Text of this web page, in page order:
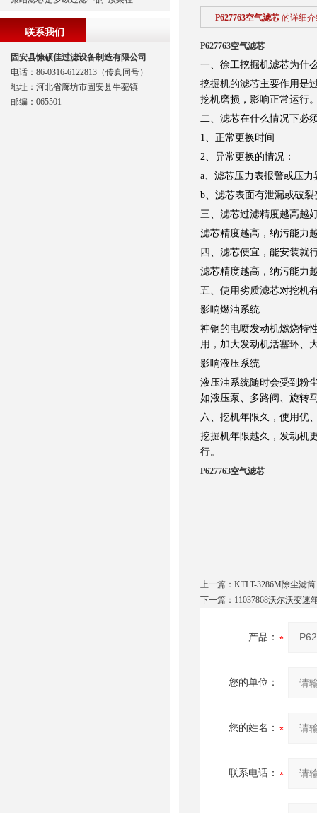
P627763空气滤芯 的详细
P627763空气滤芯
一、徐工挖掘机滤芯为什
挖掘机的滤芯主要作用是
挖机磨损，影响正常运行
二、滤芯在什么情况下必
1、正常更换时间
2、异常更换的情况：
a、滤芯压力表报警或压
b、滤芯表面有泄漏或破
三、滤芯过滤精度越高越
滤芯精度越高，纳污能力
四、滤芯便宜，能安装就
滤芯精度越高，纳污能力
五、使用劣质滤芯对挖机
影响燃油系统
神钢的电喷发动机燃烧特
用，加大发动机活塞环、
影响液压系统
液压油系统随时会受到粉
如液压泵、多路阀、旋转
六、挖机年限久，使用优
挖掘机年限越久，发动机
行。
P627763空气滤芯
上一篇： KTLT-3286M除尘滤筒
下一篇： 11037868沃尔沃变速
产品：
您的单位：
您的姓名：
联系电话：
联系我们
固安县慷硕佳过滤设备制造有限公司
电话：86-0316-6122813（传真同号）
地址：河北省廊坊市固安县牛驼镇
邮编：065501